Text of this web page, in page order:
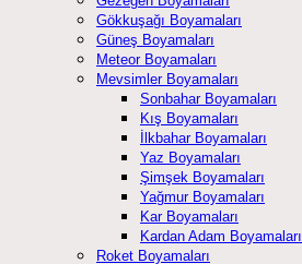
Gökkuşağı Boyamaları
Güneş Boyamaları
Meteor Boyamaları
Mevsimler Boyamaları
Sonbahar Boyamaları
Kış Boyamaları
İlkbahar Boyamaları
Yaz Boyamaları
Şimşek Boyamaları
Yağmur Boyamaları
Kar Boyamaları
Kardan Adam Boyamaları
Roket Boyamaları